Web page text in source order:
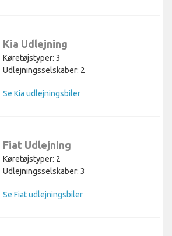
Kia Udlejning
Køretøjstyper: 3
Udlejningsselskaber: 2
Se Kia udlejningsbiler
Fiat Udlejning
Køretøjstyper: 2
Udlejningsselskaber: 3
Se Fiat udlejningsbiler